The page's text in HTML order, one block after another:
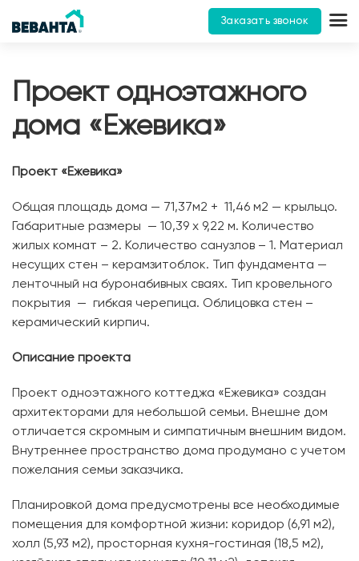
Заказать звонок
Проект одноэтажного
дома «Ежевика»
Проект «Ежевика»
Общая площадь дома — 71,37м2 + 11,46 м2 — крыльцо.
Габаритные размеры — 10,39 х 9,22 м. Количество
жилых комнат – 2. Количество санузлов – 1. Материал
несущих стен – керамзитоблок. Тип фундамента —
ленточный на буронабивных сваях. Тип кровельного
покрытия — гибкая черепица. Облицовка стен –
керамический кирпич.
Описание проекта
Проект одноэтажного коттеджа «Ежевика» создан
архитекторами для небольшой семьи. Внешне дом
отличается скромным и симпатичным внешним видом.
Внутреннее пространство дома продумано с учетом
пожелания семьи заказчика.
Планировкой дома предусмотрены все необходимые
помещения для комфортной жизни: коридор (6,91 м2),
холл (5,93 м2), просторная кухня-гостиная (18,5 м2),